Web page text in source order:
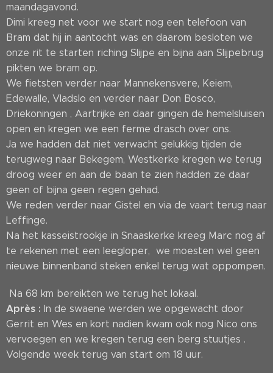
maandagavond.
Dimi kreeg net voor we start nog een telefoon van
Bram dat hij in aantocht was en daarom besloten we
onze rit te starten riching Slijpe en bijna aan Slijpebrug
pikten we bram op.
We fietsten verder naar Mannekensvere, Keiem,
Edewalle, Vladslo en verder naar Don Bosco,
Driekoningen , Aartrijke en daar gingen de hemelsluisen
open en kregen we een ferme drasch over ons.
Ja we hadden dat niet verwacht gelukkig tijden de
terugweg naar Bekegem, Westkerke kregen we terug
droog weer en aan de baan te zien hadden ze daar
geen of bijna geen regen gehad.
We reden verder naar Gistel en via de vaart terug naar
Leffinge.
Na het kasseistrookje in Snaaskerke kreeg Marc nog af
te rekenen met een leegloper, we moesten wel geen
nieuwe binnenband steken enkel terug wat oppompen.
Na 68 km bereikten we terug het lokaal.
Après : In de swaene werden we opgewacht door
Gerrit en Wes en kort nadien kwam ook nog Nico ons
vervoegen en we kregen terug een berg stuutjes .
Volgende week terug van start om 18 uur.